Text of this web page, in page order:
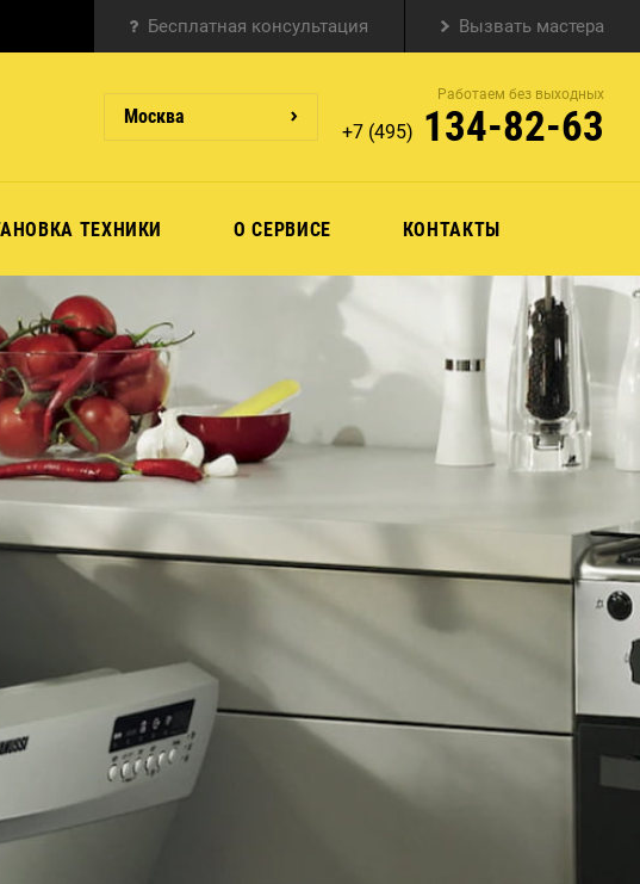
Бесплатная консультация Вызвать мастера
Москва
Работаем без выходных
+7 (495) 134-82-63
ТЕХНИКИ О СЕРВИСЕ КОНТАКТЫ